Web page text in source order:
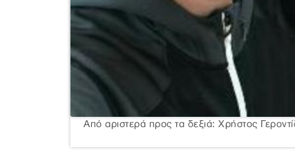
Από αριστερά προς τα δεξιά: Χρήστος